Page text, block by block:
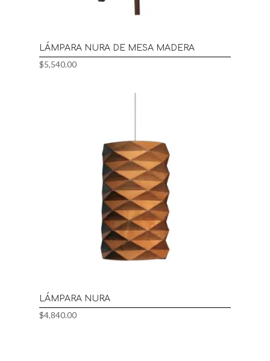
LÁMPARA NURA DE MESA MADERA
$5,540.00
LÁMPARA NURA
$4,840.00